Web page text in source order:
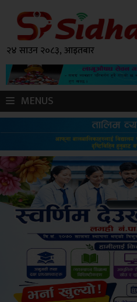
२४ साउन २०८३, आइतबार
MENUS